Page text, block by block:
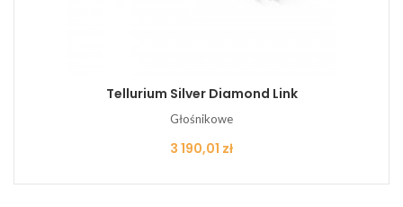
Tellurium Silver Diamond Link
Głośnikowe
Cena
3 190,01 zł